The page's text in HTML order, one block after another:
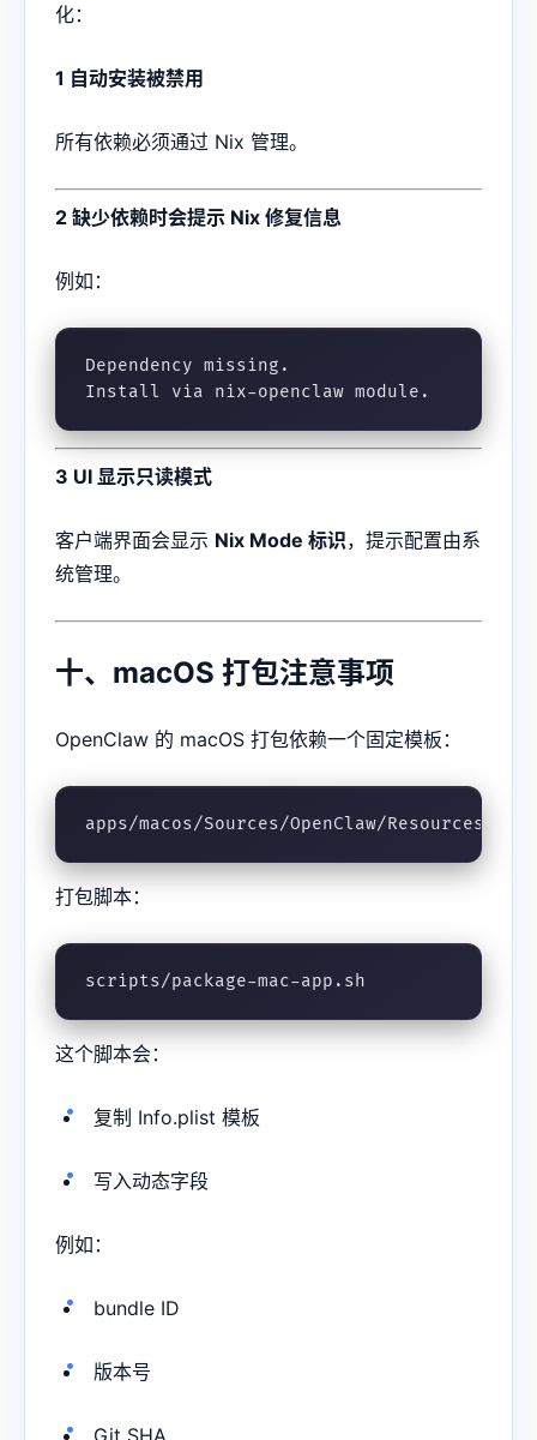
化：
1 自动安装被禁用
所有依赖必须通过 Nix 管理。
2 缺少依赖时会提示 Nix 修复信息
例如：
Dependency missing.
Install via nix-openclaw module.
3 UI 显示只读模式
客户端界面会显示 Nix Mode 标识，提示配置由系
统管理。
十、macOS 打包注意事项
OpenClaw 的 macOS 打包依赖一个固定模板：
apps/macos/Sources/OpenClaw/Resources/
打包脚本：
scripts/package-mac-app.sh
这个脚本会：
复制 Info.plist 模板
写入动态字段
例如：
bundle ID
版本号
Git SHA